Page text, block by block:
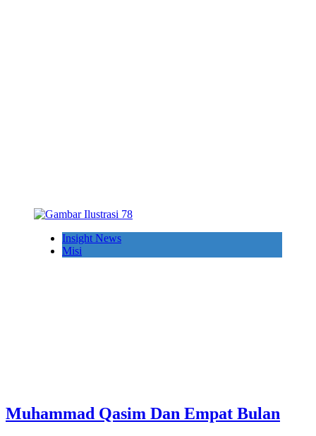
Insight News
Misi
Muhammad Qasim Dan Empat Bulan